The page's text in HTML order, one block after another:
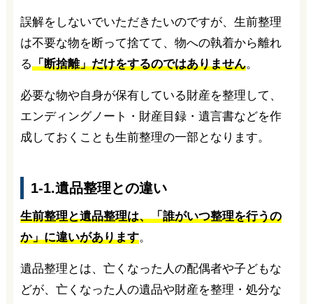
誤解をしないでいただきたいのですが、生前整理
は不要な物を断って捨てて、物への執着から離れ
る「断捨離」だけをするのではありません。
必要な物や自身が保有している財産を整理して、
エンディングノート・財産目録・遺言書などを作
成しておくことも生前整理の一部となります。
1-1.遺品整理との違い
生前整理と遺品整理は、「誰がいつ整理を行うの
か」に違いがあります。
遺品整理とは、亡くなった人の配偶者や子どもな
どが、亡くなった人の遺品や財産を整理・処分な